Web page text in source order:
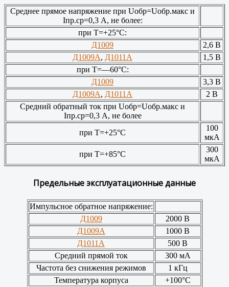
Среднее прямое напряжение при Uобр=Uобр.макс и
Iпр.ср=0,3 А, не более:
при Т=+25°С:
Д1009
2,6 В
Д1009А, Д1011А
1,5 В
при Т=—60°С:
Д1009
3,3 В
Д1009А, Д1011А
2 В
Средний обратный ток при Uобр=Uобр.макс и
Iпр.ср=0,3 А, не более
при Т=+25°С
100
мкА
при Т=+85°С
300
мкА
Предельные эксплуатационные данные
Импульсное обратное напряжение:
Д1009
2000 В
Д1009А
1000 В
Д1011А
500 В
Средний прямой ток
300 мА
Частота без снижения режимов
1 кГц
Температура корпуса
+100°С